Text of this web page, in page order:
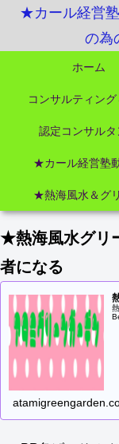
★カール経営
の為
ホーム
コンサルティン
認定コンサルタ
★カール経営塾
★熱海風水＆グ
★熱海風水グリ
者になる